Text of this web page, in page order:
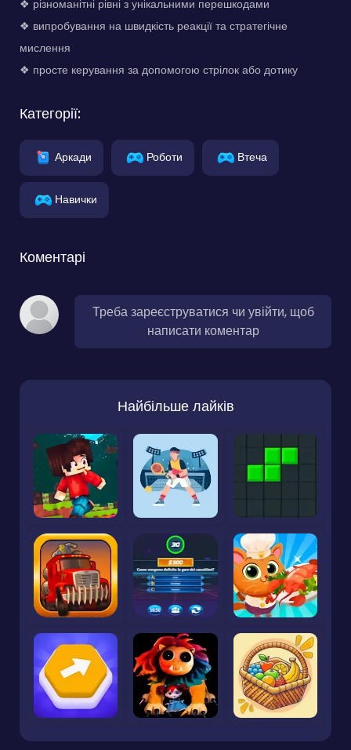
❖ різноманітні рівні з унікальними перешкодами
❖ випробування на швидкість реакції та стратегічне
мислення
❖ просте керування за допомогою стрілок або дотику
Категорії:
Аркади Роботи Втеча
Навички
Коментарі
Треба зареєструватися чи увійти, щоб
написати коментар
Найбільше лайків